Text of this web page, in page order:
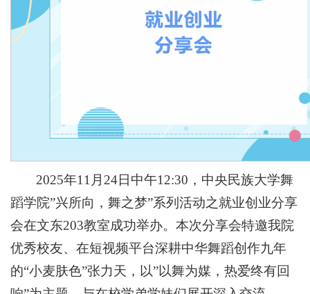
2025年11月24日中午12:30，中央民族大学舞
蹈学院”兴所向，舞之梦”系列活动之就业创业分享
会在文东203教室成功举办。本次分享会特邀我院
优秀校友、在短视频平台深耕中华舞蹈创作九年
的“小麦肤色”张力天，以”以舞为媒，热爱终有回